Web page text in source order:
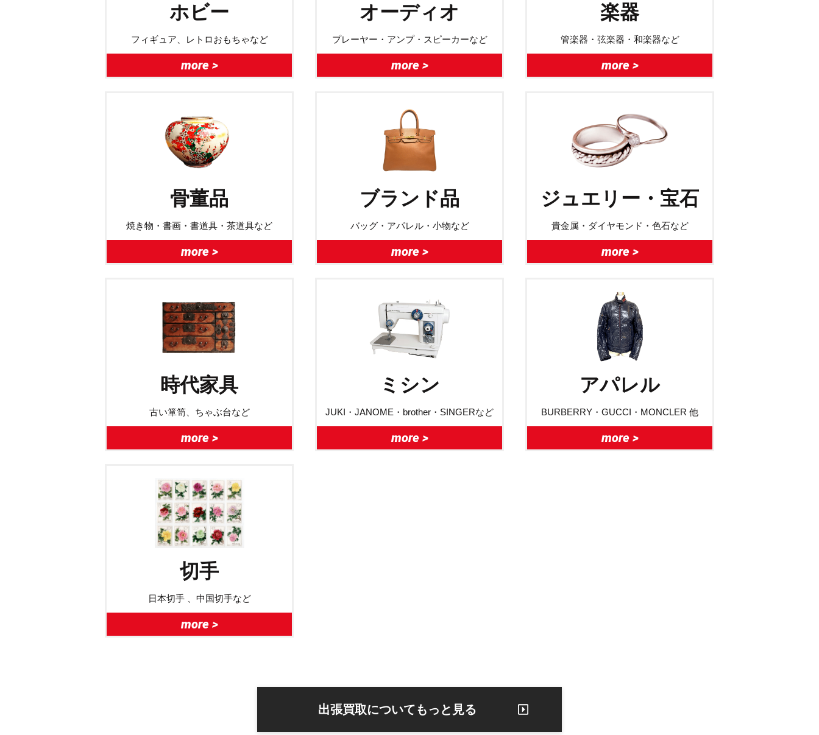
ホビー
フィギュア、レトロおもちゃなど
more >
オーディオ
プレーヤー・アンプ・スピーカーなど
more >
楽器
管楽器・弦楽器・和楽器など
more >
骨董品
焼き物・書画・書道具・茶道具など
more >
ブランド品
バッグ・アパレル・小物など
more >
ジュエリー・宝石
貴金属・ダイヤモンド・色石など
more >
時代家具
古い箪笥、ちゃぶ台など
more >
ミシン
JUKI・JANOME・brother・SINGERなど
more >
アパレル
BURBERRY・GUCCI・MONCLER 他
more >
切手
日本切手 、中国切手など
more >
出張買取についてもっと見る